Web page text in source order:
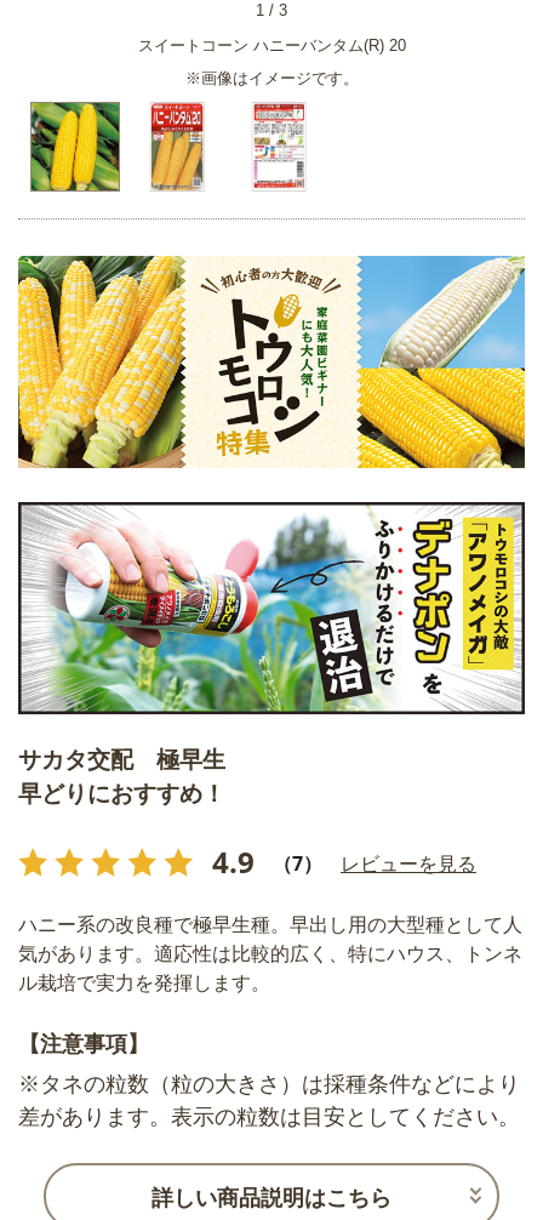
スイートコーン ハニーバンタム(R) 20
※画像はイメージです。
1 / 3
サカタ交配 極早生
早どりにおすすめ！
4.9 （7） レビューを見る
ハニー系の改良種で極早生種。早出し用の大型種として人
気があります。適応性は比較的広く、特にハウス、トンネ
ル栽培で実力を発揮します。
【注意事項】
※タネの粒数（粒の大きさ）は採種条件などにより
差があります。表示の粒数は目安としてください。
詳しい商品説明はこちら